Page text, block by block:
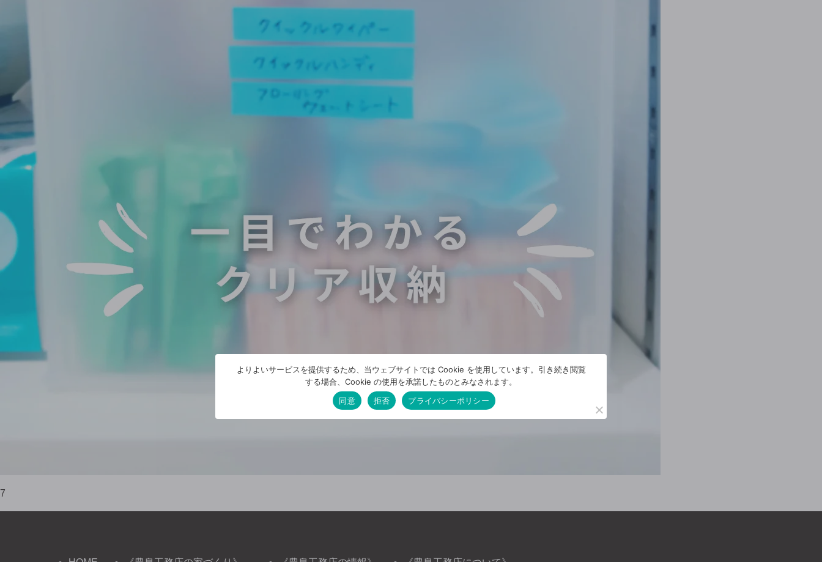
7
よりよいサービスを提供するため、当ウェブサイトでは Cookie を使用しています。引き続き閲覧
する場合、Cookie の使用を承諾したものとみなされます。
同意
拒否 プライバシーポリシー